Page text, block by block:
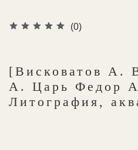
(0)
[Висковатов А.
А. Царь Федор
Литография,